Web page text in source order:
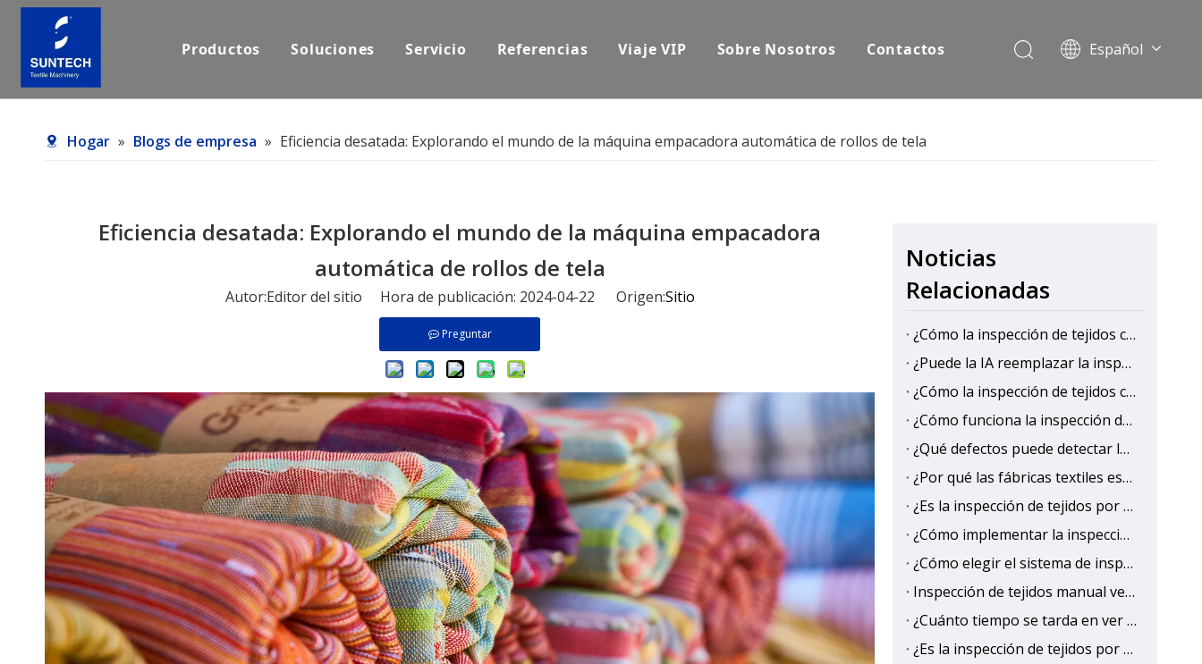
Productos Soluciones Servicio Referencias Viaje VIP Sobre Nosotros Contactos Español
Pусский
Hogar » Blogs de empresa » Eficiencia desatada: Explorando el mundo de la máquina empacadora automática de rollos de tela
Eficiencia desatada: Explorando el mundo de la máquina empacadora
automática de rollos de tela
Autor:Editor del sitio Hora de publicación: 2024-04-22 Origen:Sitio
Preguntar
Noticias
Relacionadas
¿Cómo la inspección de tejidos con IA mejora la eficiencia de la producción en las fábricas textiles?
¿Puede la IA reemplazar la inspección manual de telas?
¿Cómo la inspección de tejidos con IA reduce los costos de control de calidad?
¿Cómo funciona la inspección de tejidos con IA?
¿Qué defectos puede detectar la inspección de tejidos con IA?
¿Por qué las fábricas textiles están cambiando a la inspección de tejidos con IA?
¿Es la inspección de tejidos por IA más precisa que la humana?
¿Cómo implementar la inspección de tejidos basada en IA para eliminar la salida de defectos?
¿Cómo elegir el sistema de inspección de tejidos con IA adecuado?
Inspección de tejidos manual versus IA: precisión, velocidad y comparación de costos
¿Cuánto tiempo se tarda en ver el retorno de la inversión (ROI) de la inspección de tejidos con IA?
¿Es la inspección de tejidos por IA mejor que la inspección manual tradicional?